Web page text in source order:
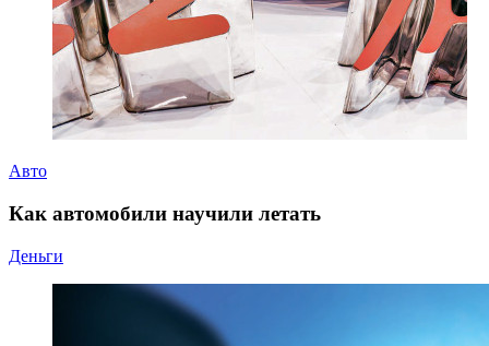
Авто
Как автомобили научили летать
Деньги